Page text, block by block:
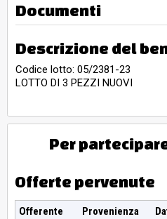
Documenti
Descrizione del
Codice lotto: 05/2381-23
LOTTO DI 3 PEZZI NUOVI
Per
Offerte pervenute
Offerente Provenienza